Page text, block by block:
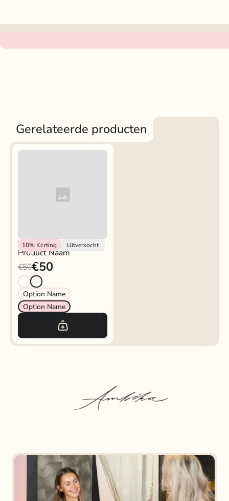
Gerelateerde producten
10% Korting Uitverkocht
Vendor
Product Naam
€50€50
Option Name
Option Name